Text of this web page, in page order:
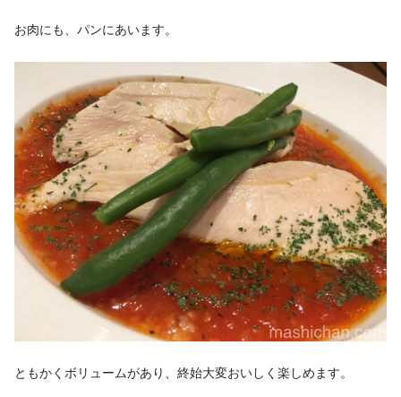
お肉にも、パンにあいます。
ともかくボリュームがあり、終始大変おいしく楽しめます。